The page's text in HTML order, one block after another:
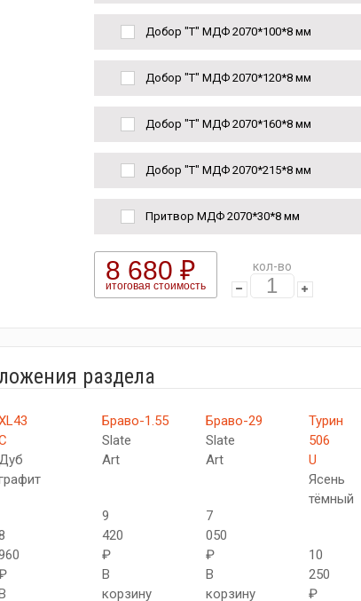
Добор "Т" МДФ 2070*100*8 мм
Добор "Т" МДФ 2070*120*8 мм
Добор "Т" МДФ 2070*160*8 мм
Добор "Т" МДФ 2070*215*8 мм
Притвор МДФ 2070*30*8 мм
8 680 ₽
итоговая стоимость
кол-во
раздела
Браво-1.55
Slate
Art
9
420
₽
В
корзину
Браво-29
Slate
Art
7
050
₽
В
корзину
Турин
506
U
Ясень
тёмный
10
250
₽